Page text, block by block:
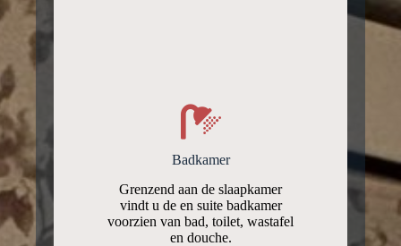
Badkamer
Grenzend aan de slaapkamer
vindt u de en suite badkamer
voorzien van bad, toilet, wastafel
en douche.